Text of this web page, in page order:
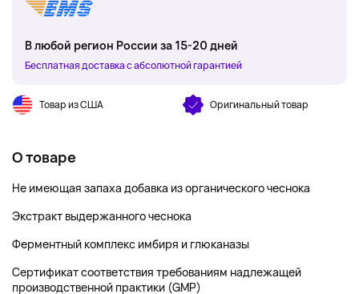
В любой регион России за 15-20 дней
Бесплатная доставка с абсолютной гарантией
Товар из США Оригинальный товар
О товаре
Не имеющая запаха добавка из органического чеснока
Экстракт выдержанного чеснока
Ферментный комплекс имбиря и глюканазы
Сертификат соответствия требованиям надлежащей
производственной практики (GMP)